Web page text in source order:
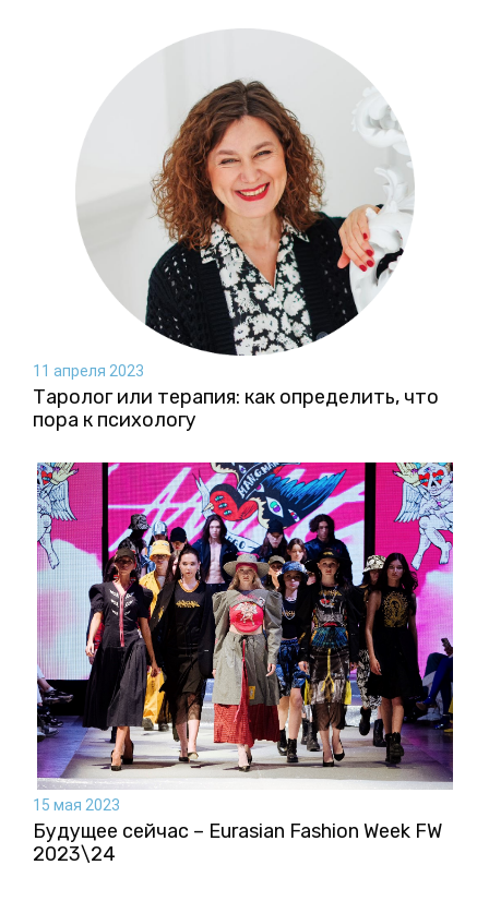
11 апреля 2023
Таролог или терапия: как определить, что
пора к психологу
15 мая 2023
Будущее сейчас – Eurasian Fashion Week FW
2023\24